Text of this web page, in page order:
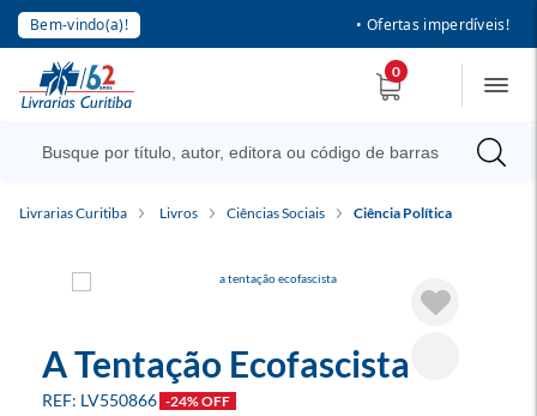
Bem-vindo(a)! • Ofertas imperdíveis!
0
Livrarias Curitiba Livros Ciências Sociais Ciência Política
A Tentação Ecofascista
LV550866 -24% OFF